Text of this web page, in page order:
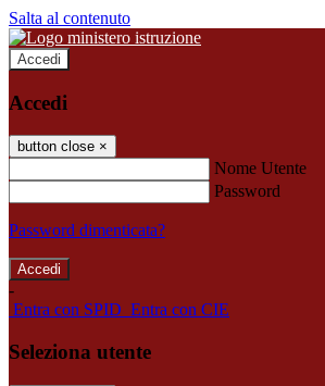
Salta al contenuto
Accedi
Accedi
button close ×
Nome Utente
Password
Password dimenticata?
-
Entra con SPID Entra con CIE
Seleziona utente